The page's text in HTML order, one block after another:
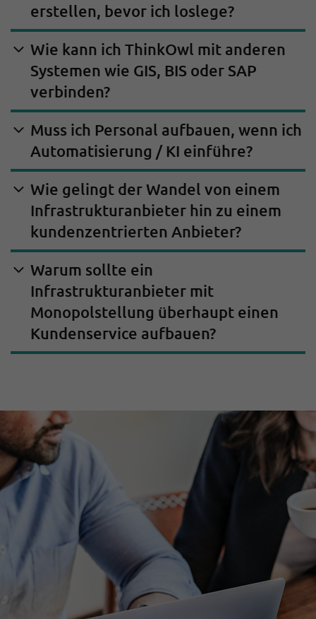
erstellen, bevor ich loslege?
Wie kann ich ThinkOwl mit anderen
Systemen wie GIS, BIS oder SAP
verbinden?
Muss ich Personal aufbauen, wenn ich
Automatisierung / KI einführe?
Wie gelingt der Wandel von einem
Infrastrukturanbieter hin zu einem
kundenzentrierten Anbieter?
Warum sollte ein
Infrastrukturanbieter mit
Monopolstellung überhaupt einen
Kundenservice aufbauen?